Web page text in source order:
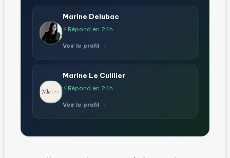
Marine Delubac
⚡ Répond en 24h
Voir le profil →
Marine Le Cuillier
⚡ Répond en 24h
Voir le profil →